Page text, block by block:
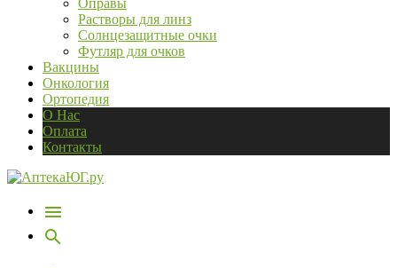
Оправы
Растворы для линз
Солнцезащитные очки
Футляр для очков
Вакцины
Онкология
Ортопедия
О Нас
Оплата
Контакты